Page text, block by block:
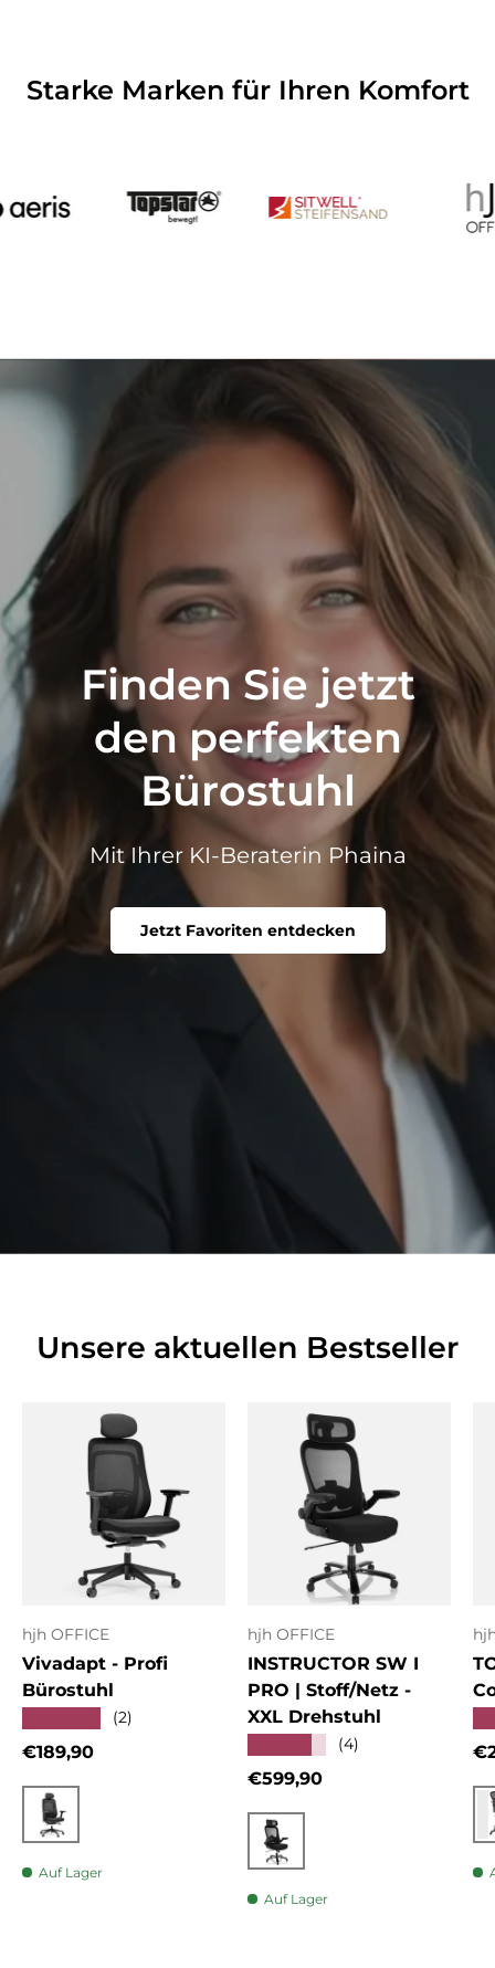
Starke Marken für Ihren Komfort
Finden Sie jetzt
den perfekten
Bürostuhl
Mit Ihrer KI-Beraterin Phaina
Jetzt Favoriten entdecken
Unsere aktuellen Bestseller
hjh OFFICE
Vivadapt - Profi
Bürostuhl
(2)
Normaler Preis
€189,90
Schwarz
Auf Lager
hjh OFFICE
INSTRUCTOR SW I
PRO | Stoff/Netz -
XXL Drehstuhl
(4)
Normaler Preis
€599,90
Schwarz
Auf Lager